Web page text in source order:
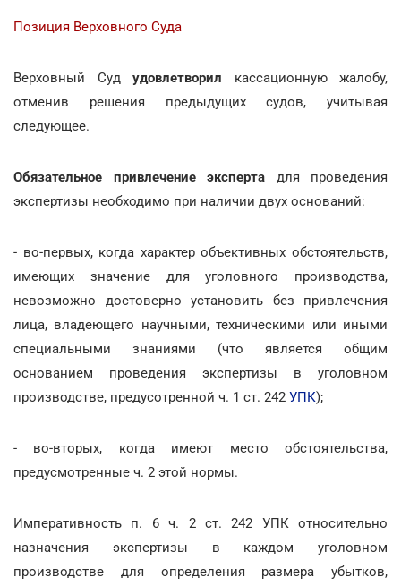
Позиция Верховного Суда
Верховный Суд удовлетворил кассационную жалобу,
отменив решения предыдущих судов, учитывая
следующее.
Обязательное привлечение эксперта для проведения
экспертизы необходимо при наличии двух оснований:
- во-первых, когда характер объективных обстоятельств,
имеющих значение для уголовного производства,
невозможно достоверно установить без привлечения
лица, владеющего научными, техническими или иными
специальными знаниями (что является общим
основанием проведения экспертизы в уголовном
производстве, предусотренной ч. 1 ст. 242 УПК);
- во-вторых, когда имеют место обстоятельства,
предусмотренные ч. 2 этой нормы.
Императивность п. 6 ч. 2 ст. 242 УПК относительно
назначения экспертизы в каждом уголовном
производстве для определения размера убытков,